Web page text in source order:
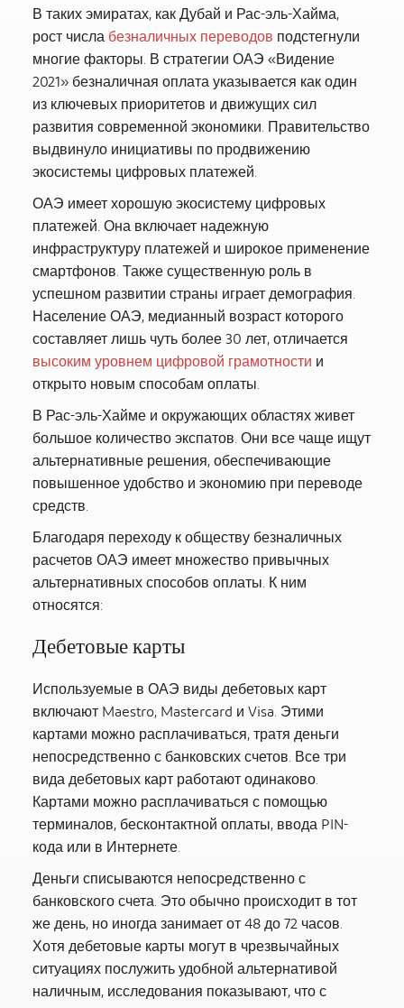
В таких эмиратах, как Дубай и Рас-эль-Хайма,
рост числабезналичных переводовподстегнули
многие факторы. В стратегии ОАЭ «Видение
2021» безналичная оплата указывается как один
из ключевых приоритетов и движущих сил
развития современной экономики. Правительство
выдвинуло инициативы по продвижению
экосистемы цифровых платежей.
ОАЭ имеет хорошую экосистему цифровых
платежей. Она включает надежную
инфраструктуру платежей и широкое применение
смартфонов. Также существенную роль в
успешном развитии страны играет демография.
Население ОАЭ, медианный возраст которого
составляет лишь чуть более 30 лет, отличается
высоким уровнем цифровой грамотностии
открыто новым способам оплаты.
В Рас-эль-Хайме и окружающих областях живет
большое количество экспатов. Они все чаще ищут
альтернативные решения, обеспечивающие
повышенное удобство и экономию при переводе
средств.
Благодаря переходу к обществу безналичных
расчетов ОАЭ имеет множество привычных
альтернативных способов оплаты. К ним
относятся:
Дебетовые карты
Используемые в ОАЭ виды дебетовых карт
включают Maestro, Mastercard и Visa. Этими
картами можно расплачиваться, тратя деньги
непосредственно с банковских счетов. Все три
вида дебетовых карт работают одинаково.
Картами можно расплачиваться с помощью
терминалов, бесконтактной оплаты, ввода PIN-
кода или в Интернете.
Деньги списываются непосредственно с
банковского счета. Это обычно происходит в тот
же день, но иногда занимает от 48 до 72 часов.
Хотя дебетовые карты могут в чрезвычайных
ситуациях послужить удобной альтернативой
наличным, исследования показывают, что с